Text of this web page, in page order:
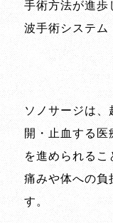
手術方法が進歩
波手術システム
ソノサージは
開・止血する
を進められる
痛みや体への負
す。